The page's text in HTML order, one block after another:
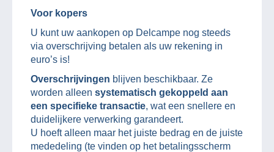
Voor kopers
U kunt uw aankopen op Delcampe nog steeds
via overschrijving betalen als uw rekening in
euro’s is!
Overschrijvingen blijven beschikbaar. Ze
worden alleen systematisch gekoppeld aan
een specifieke transactie, wat een snellere en
duidelijkere verwerking garandeert.
U hoeft alleen maar het juiste bedrag en de juiste
mededeling (te vinden op het betalingsscherm